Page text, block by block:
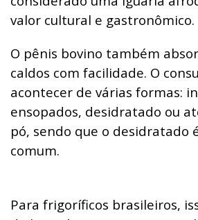
valor cultural e gastronômico.
O pênis bovino também
caldos com facilidade. O
acontecer de várias formas:
ensopados, desidratado ou
pó, sendo que o desidratado
comum.
Para frigoríficos brasileiros,